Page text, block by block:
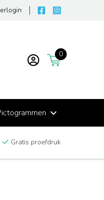
0
Gratis proefdruk